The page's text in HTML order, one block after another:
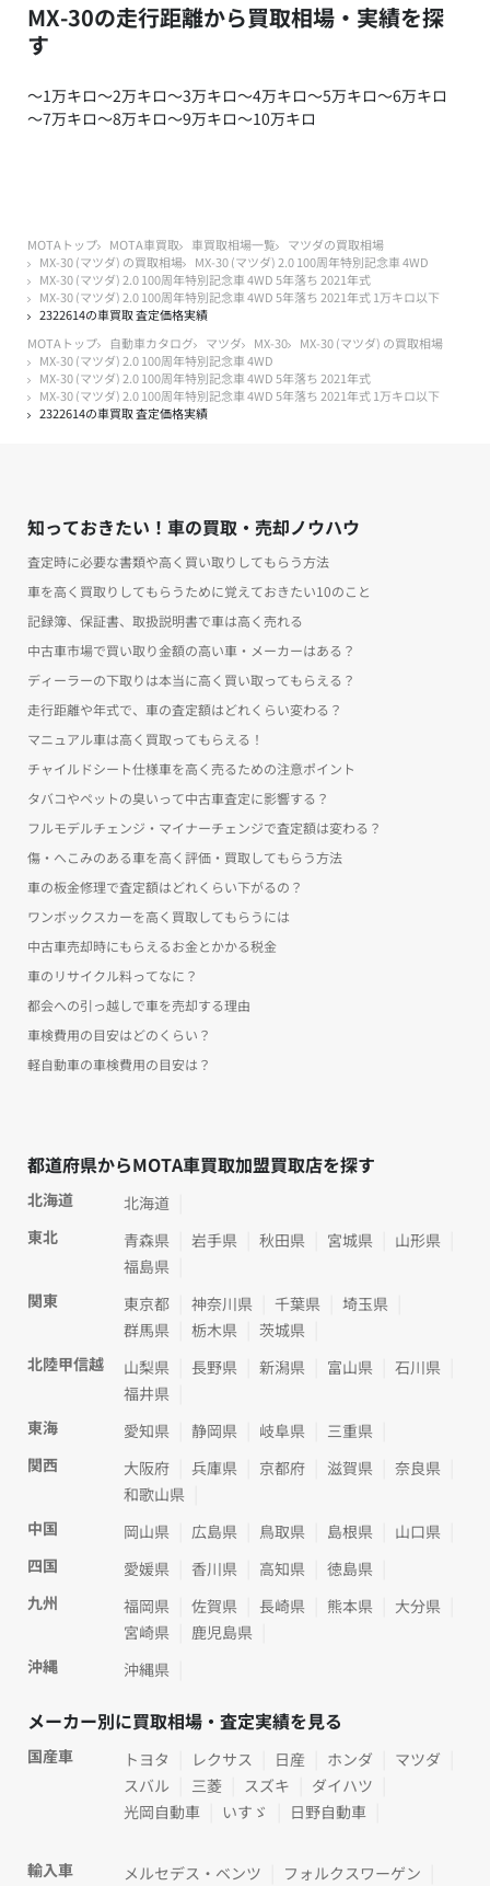
MX-30の走行距離から買取相場・実績を探
す
～1万キロ～2万キロ～3万キロ～4万キロ～5万キロ～6万キロ
～7万キロ～8万キロ～9万キロ～10万キロ
MOTAトップ MOTA車買取 車買取相場一覧
マツダの買取相場
MX-30 (マツダ) の買取相場
MX-30 (マツダ) 2.0 100周年特別記念車 4WD
MX-30 (マツダ) 2.0 100周年特別記念車 4WD 5年落ち 2021年式
MX-30 (マツダ) 2.0 100周年特別記念車 4WD 5年落ち 2021年式 1万キロ以下
2322614の車買取 査定価格実績
MOTAトップ
自動車カタログ マツダ MX-30
MX-30 (マツダ) の買取相場
MX-30 (マツダ) 2.0 100周年特別記念車 4WD
MX-30 (マツダ) 2.0 100周年特別記念車 4WD 5年落ち 2021年式
MX-30 (マツダ) 2.0 100周年特別記念車 4WD 5年落ち 2021年式 1万キロ以下
2322614の車買取 査定価格実績
知っておきたい！車の買取・売却ノウハウ
査定時に必要な書類や高く買い取りしてもらう方法
車を高く買取りしてもらうために覚えておきたい10のこと
記録簿、保証書、取扱説明書で車は高く売れる
中古車市場で買い取り金額の高い車・メーカーはある？
ディーラーの下取りは本当に高く買い取ってもらえる？
走行距離や年式で、車の査定額はどれくらい変わる？
マニュアル車は高く買取ってもらえる！
チャイルドシート仕様車を高く売るための注意ポイント
タバコやペットの臭いって中古車査定に影響する？
フルモデルチェンジ・マイナーチェンジで査定額は変わる？
傷・へこみのある車を高く評価・買取してもらう方法
車の板金修理で査定額はどれくらい下がるの？
ワンボックスカーを高く買取してもらうには
中古車売却時にもらえるお金とかかる税金
車のリサイクル料ってなに？
都会への引っ越しで車を売却する理由
車検費用の目安はどのくらい？
軽自動車の車検費用の目安は？
都道府県からMOTA車買取加盟買取店を探す
北海道
北海道
東北
青森県 岩手県 秋田県 宮城県
山形県
福島県
関東
東京都 神奈川県 千葉県
埼玉県
群馬県
栃木県
茨城県
北陸甲信越
山梨県 長野県 新潟県 富山県
石川県
福井県
東海
愛知県 静岡県 岐阜県
三重県
関西
大阪府 兵庫県 京都府 滋賀県
奈良県
和歌山県
中国
岡山県 広島県 鳥取県 島根県
山口県
四国
愛媛県 香川県 高知県
徳島県
九州
福岡県 佐賀県 長崎県 熊本県
大分県
宮崎県
鹿児島県
沖縄
沖縄県
メーカー別に買取相場・査定実績を見る
国産車 トヨタ レクサス 日産 ホンダ
マツダ
スバル
三菱 スズキ
ダイハツ
光岡自動車
いすゞ 日野自動車
輸入車 メルセデス・ベンツ フォルクスワーゲン